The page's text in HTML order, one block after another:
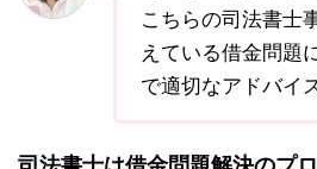
こちらの司法書士
えている借金問題
で適切なアドバイ